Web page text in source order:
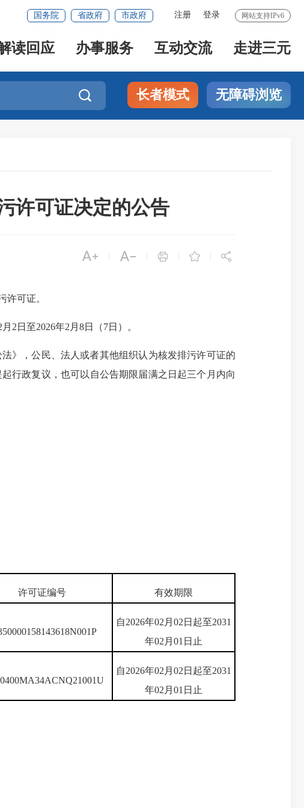
网站支持IPv6
注册 登录
国务院 省政府 市政府
读回应 办事服务 互动交流 走进三元
 长者模式 无障碍浏览
许可证决定的公告
    
许可证。
2日至2026年2月8日（7日）。
》，公民、法人或者其他组织认为核发排污许可证的
行政复议，也可以自公告期限届满之日起三个月内向
许可证编号 有效期限
自2026年02月02日起至2031
年02月01日止
自2026年02月02日起至2031
年02月01日止